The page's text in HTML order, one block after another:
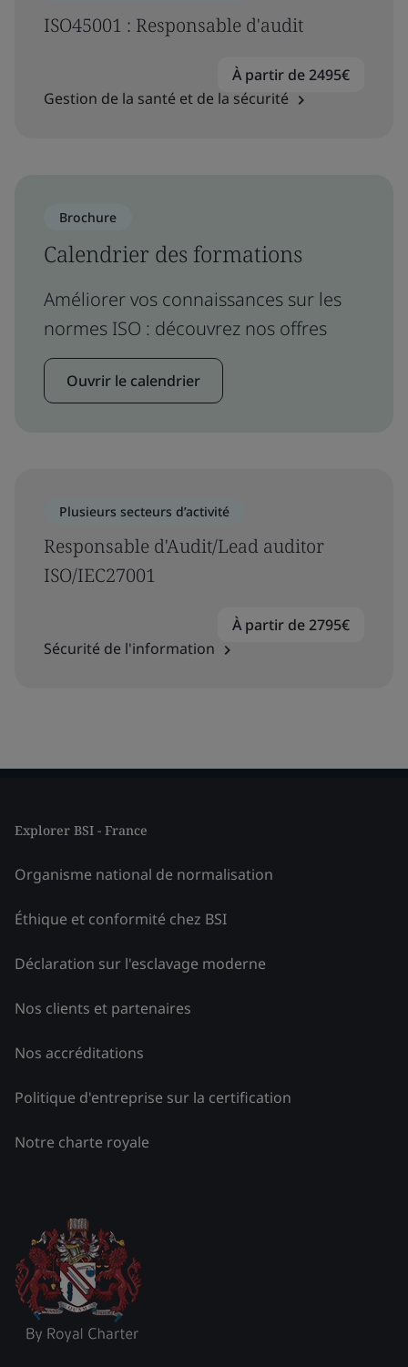
ISO45001 : Responsable d'audit
Gestion de la santé et de la sécurité
À partir de 2495€
Brochure
Calendrier des formations
Améliorer vos connaissances sur les
normes ISO : découvrez nos offres
Ouvrir le calendrier
Plusieurs secteurs d’activité
Responsable d'Audit/Lead auditor
ISO/IEC27001
Sécurité de l'information
À partir de 2795€
Explorer BSI - France
Organisme national de normalisation
Éthique et conformité chez BSI
Déclaration sur l'esclavage moderne
Nos clients et partenaires
Nos accréditations
Politique d'entreprise sur la certification
Notre charte royale